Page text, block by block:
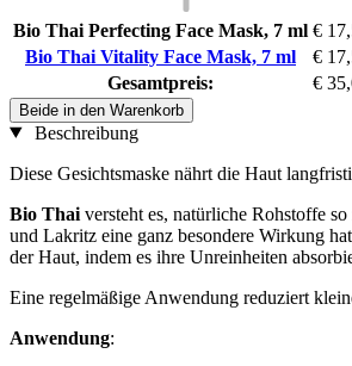
Bio Thai Perfecting Face Mask, 7 ml €
Bio Thai Vitality Face Mask, 7 ml
€
Gesamtpreis:
€
Beide in den Warenkorb
Beschreibung
Diese Gesichtsmaske nährt die Haut
Bio Thai versteht es, natürliche Rohstoffe
und Lakritz eine ganz besondere Wirkung
der Haut, indem es ihre Unreinheiten
Eine regelmäßige Anwendung reduziert
Anwendung: